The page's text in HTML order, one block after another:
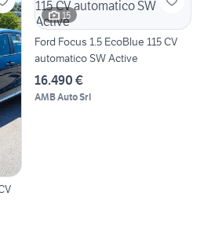
15
Ford Focus 1.5 EcoBlue 115 CV
automatico SW Active
16.490 €
AMB Auto Srl